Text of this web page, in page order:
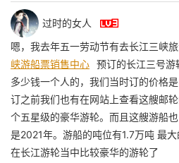
过时的女人 
嗯，我去年五一劳动节有去长江三峡
峡游船票销售中心 预订的长江三号
多少钱一个人的，我们当时订的价格
订之前我们也有在网站上查看这艘邮
个五星级的豪华游轮。而且这艘游船
是2021年。游船的吨位有1.7万吨 最
在长江游轮当中比较豪华的游轮了